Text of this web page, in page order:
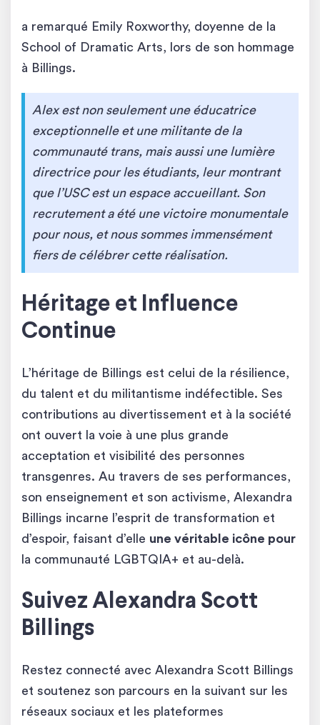
a remarqué Emily Roxworthy, doyenne de la
School of Dramatic Arts, lors de son hommage
à Billings.
Alex est non seulement une éducatrice
exceptionnelle et une militante de la
communauté trans, mais aussi une lumière
directrice pour les étudiants, leur montrant
que l’USC est un espace accueillant. Son
recrutement a été une victoire monumentale
pour nous, et nous sommes immensément
fiers de célébrer cette réalisation.
Héritage et Influence
Continue
L’héritage de Billings est celui de la résilience,
du talent et du militantisme indéfectible. Ses
contributions au divertissement et à la société
ont ouvert la voie à une plus grande
acceptation et visibilité des personnes
transgenres. Au travers de ses performances,
son enseignement et son activisme, Alexandra
Billings incarne l’esprit de transformation et
d’espoir, faisant d’elle une véritable icône pour
la communauté LGBTQIA+ et au-delà.
Suivez Alexandra Scott
Billings
Restez connecté avec Alexandra Scott Billings
et soutenez son parcours en la suivant sur les
réseaux sociaux et les plateformes